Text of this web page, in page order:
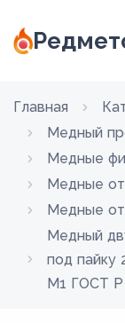
Главная
Медный
Медные
Медные
Медные
Медный
под пайку
М1 ГОСТ Р